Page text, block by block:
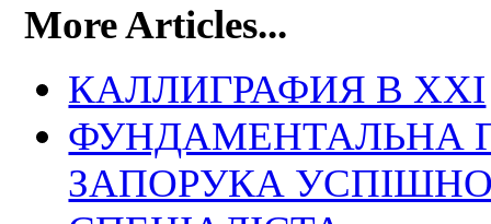
More Articles...
КАЛЛИГРАФИЯ В XXI
ФУНДАМЕНТАЛЬНА
ЗАПОРУКА